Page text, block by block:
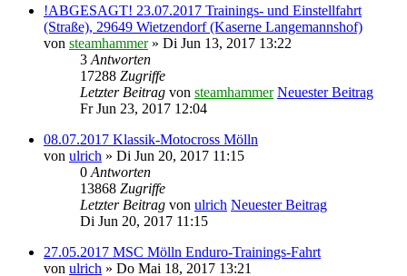
!ABGESAGT! 23.07.2017 Trainings- und Einstellfahrt
(Straße), 29649 Wietzendorf (Kaserne Langemannshof)
von steamhammer» Di Jun 13, 2017 13:22
3 Antworten
17288 Zugriffe
Letzter Beitrag von steamhammer Neuester Beitrag
Fr Jun 23, 2017 12:04
08.07.2017 Klassik-Motocross Mölln
von ulrich » Di Jun 20, 2017 11:15
0 Antworten
13868 Zugriffe
Letzter Beitrag von ulrich Neuester Beitrag
Di Jun 20, 2017 11:15
27.05.2017 MSC Mölln Enduro-Trainings-Fahrt
von ulrich » Do Mai 18, 2017 13:21